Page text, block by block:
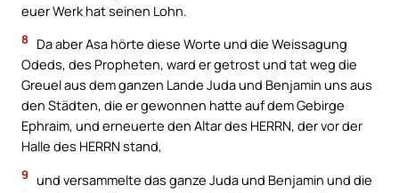
euer Werk hat seinen Lohn.
8
Da aber Asa hörte diese Worte und die Weissagung
Odeds, des Propheten, ward er getrost und tat weg die
Greuel aus dem ganzen Lande Juda und Benjamin uns aus
den Städten, die er gewonnen hatte auf dem Gebirge
Ephraim, und erneuerte den Altar des HERRN, der vor der
Halle des HERRN stand,
9 und versammelte das ganze Juda und Benjamin und die